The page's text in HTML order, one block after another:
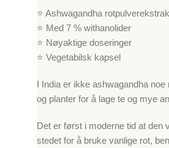
⭐ Ashwagandha
⭐ Med 7 % withanolider
⭐ Nøyaktige doseringer
⭐ Vegetabilsk kapsel
I India er ikke ashwagandha
og planter for å lage te og mye
Det er først i moderne tid at den
stedet for å bruke vanlige rot,